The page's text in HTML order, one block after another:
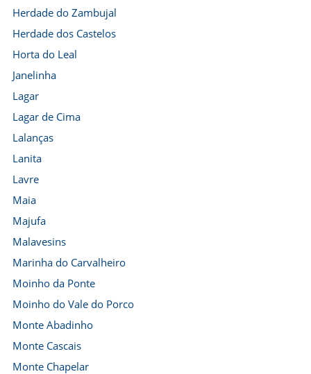
Herdade do Zambujal
Herdade dos Castelos
Horta do Leal
Janelinha
Lagar
Lagar de Cima
Lalanças
Lanita
Lavre
Maia
Majufa
Malavesins
Marinha do Carvalheiro
Moinho da Ponte
Moinho do Vale do Porco
Monte Abadinho
Monte Cascais
Monte Chapelar